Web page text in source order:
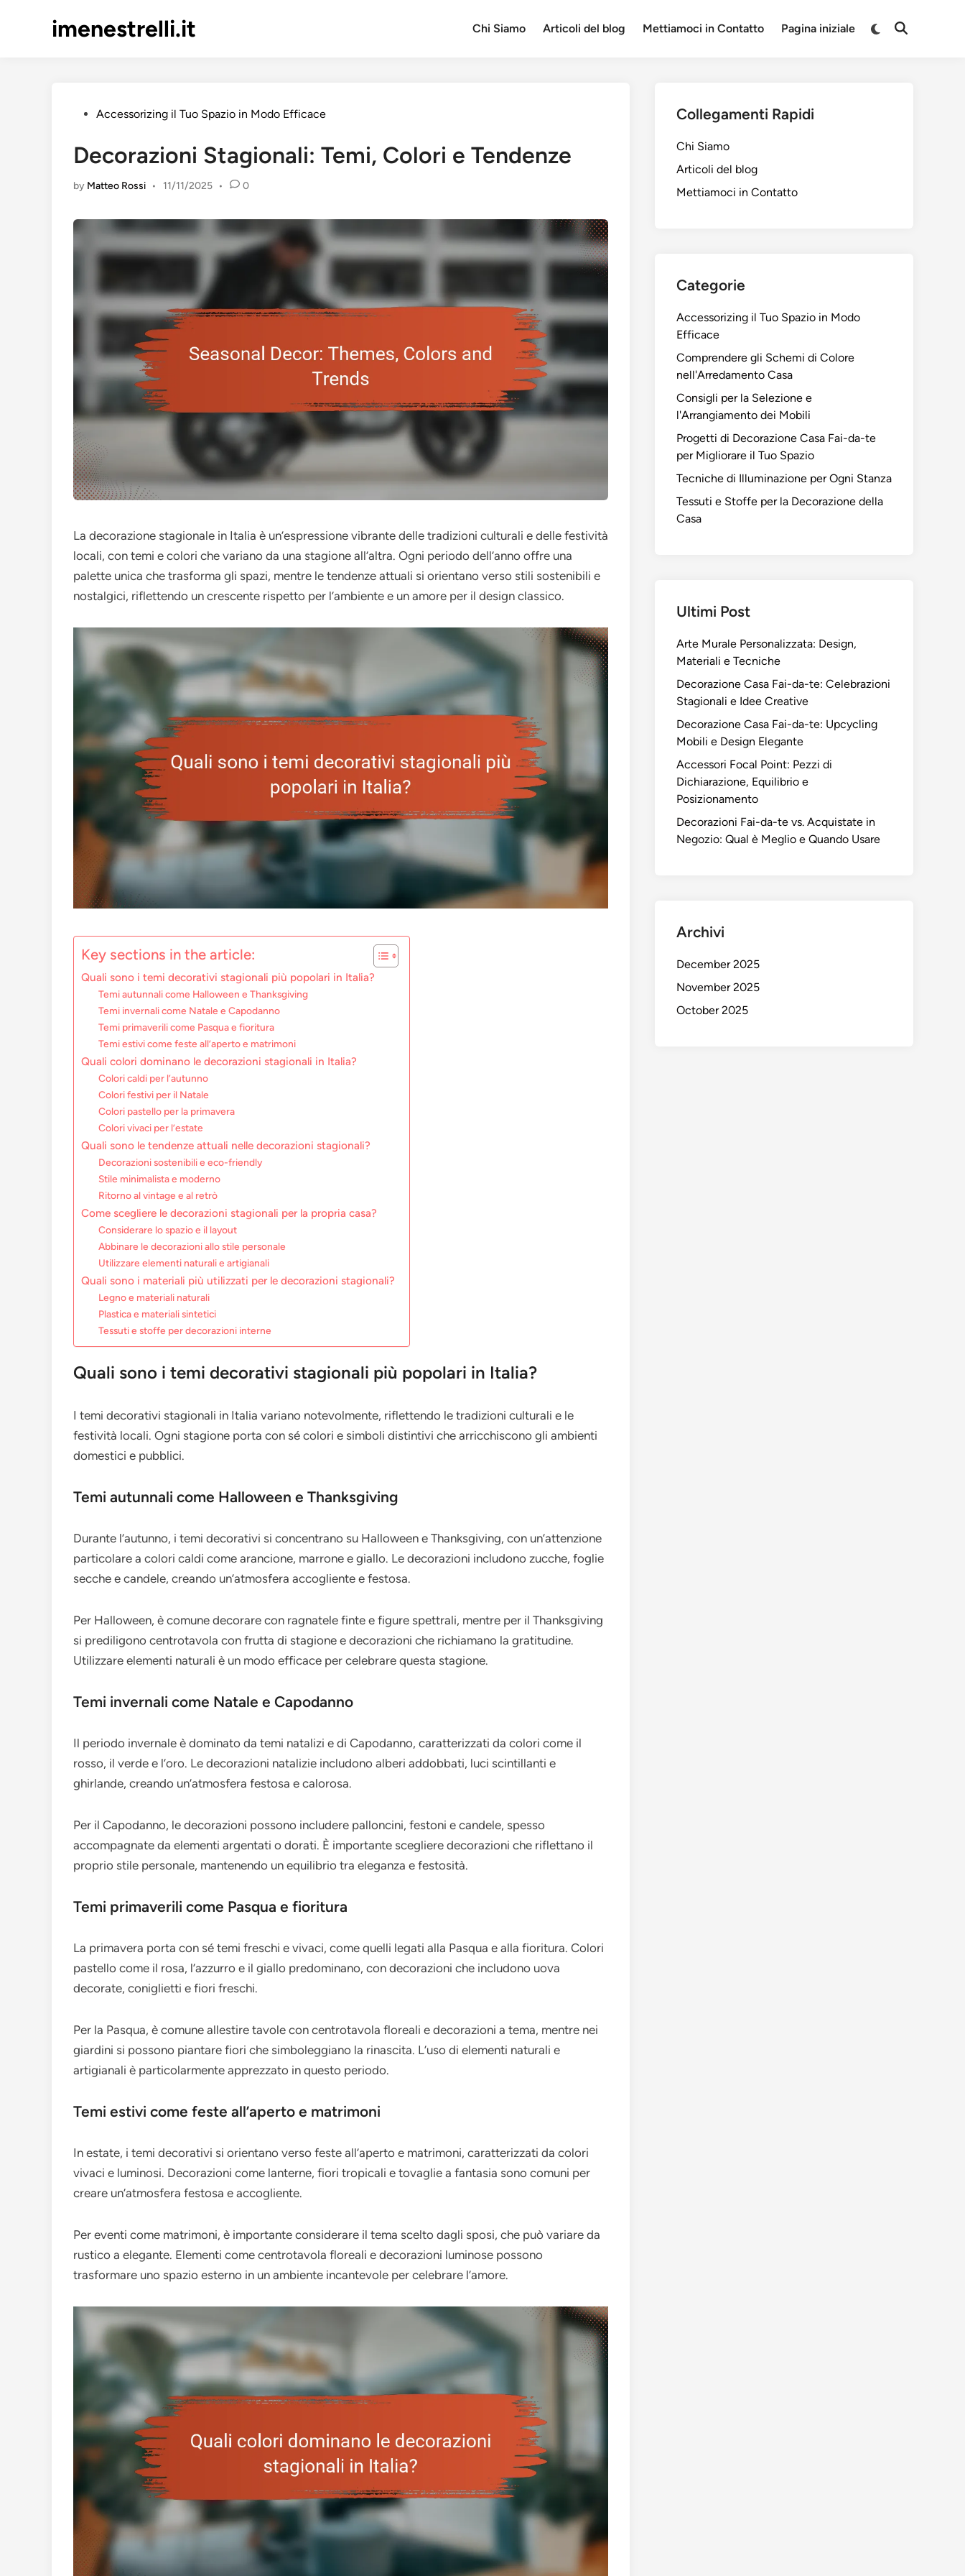
imenestrelli.it Chi Siamo Articoli del blog Mettiamoci in Contatto Pagina iniziale
Switch
Open
PostedAccessorizing il Tuo Spazio in Modo Efficace
Decorazioni Stagionali: Temi, Colori e Tendenze
by Matteo Rossi • 11/11/2025 • 0
La decorazione stagionale in Italia è un’espressione vibrante delle tradizioni culturali e delle festività
locali, con temi e colori che variano da una stagione all’altra. Ogni periodo dell’anno offre una
palette unica che trasforma gli spazi, mentre le tendenze attuali si orientano verso stili sostenibili e
nostalgici, riflettendo un crescente rispetto per l’ambiente e un amore per il design classico.
Key sections in the article:
Quali sono i temi decorativi stagionali più popolari in Italia?
Temi autunnali come Halloween e Thanksgiving
Temi invernali come Natale e Capodanno
Temi primaverili come Pasqua e fioritura
Temi estivi come feste all’aperto e matrimoni
Quali colori dominano le decorazioni stagionali in Italia?
Colori caldi per l’autunno
Colori festivi per il Natale
Colori pastello per la primavera
Colori vivaci per l’estate
Quali sono le tendenze attuali nelle decorazioni stagionali?
Decorazioni sostenibili e eco-friendly
Stile minimalista e moderno
Ritorno al vintage e al retrò
Come scegliere le decorazioni stagionali per la propria casa?
Considerare lo spazio e il layout
Abbinare le decorazioni allo stile personale
Utilizzare elementi naturali e artigianali
Quali sono i materiali più utilizzati per le decorazioni stagionali?
Legno e materiali naturali
Plastica e materiali sintetici
Tessuti e stoffe per decorazioni interne
Quali sono i temi decorativi stagionali più popolari in Italia?
I temi decorativi stagionali in Italia variano notevolmente, riflettendo le tradizioni culturali e le
festività locali. Ogni stagione porta con sé colori e simboli distintivi che arricchiscono gli ambienti
domestici e pubblici.
Temi autunnali come Halloween e Thanksgiving
Durante l’autunno, i temi decorativi si concentrano su Halloween e Thanksgiving, con un’attenzione
particolare a colori caldi come arancione, marrone e giallo. Le decorazioni includono zucche, foglie
secche e candele, creando un’atmosfera accogliente e festosa.
Per Halloween, è comune decorare con ragnatele finte e figure spettrali, mentre per il Thanksgiving
si prediligono centrotavola con frutta di stagione e decorazioni che richiamano la gratitudine.
Utilizzare elementi naturali è un modo efficace per celebrare questa stagione.
Temi invernali come Natale e Capodanno
Il periodo invernale è dominato da temi natalizi e di Capodanno, caratterizzati da colori come il
rosso, il verde e l’oro. Le decorazioni natalizie includono alberi addobbati, luci scintillanti e
ghirlande, creando un’atmosfera festosa e calorosa.
Per il Capodanno, le decorazioni possono includere palloncini, festoni e candele, spesso
accompagnate da elementi argentati o dorati. È importante scegliere decorazioni che riflettano il
proprio stile personale, mantenendo un equilibrio tra eleganza e festosità.
Temi primaverili come Pasqua e fioritura
La primavera porta con sé temi freschi e vivaci, come quelli legati alla Pasqua e alla fioritura. Colori
pastello come il rosa, l’azzurro e il giallo predominano, con decorazioni che includono uova
decorate, coniglietti e fiori freschi.
Per la Pasqua, è comune allestire tavole con centrotavola floreali e decorazioni a tema, mentre nei
giardini si possono piantare fiori che simboleggiano la rinascita. L’uso di elementi naturali e
artigianali è particolarmente apprezzato in questo periodo.
Temi estivi come feste all’aperto e matrimoni
In estate, i temi decorativi si orientano verso feste all’aperto e matrimoni, caratterizzati da colori
vivaci e luminosi. Decorazioni come lanterne, fiori tropicali e tovaglie a fantasia sono comuni per
creare un’atmosfera festosa e accogliente.
Per eventi come matrimoni, è importante considerare il tema scelto dagli sposi, che può variare da
rustico a elegante. Elementi come centrotavola floreali e decorazioni luminose possono
trasformare uno spazio esterno in un ambiente incantevole per celebrare l’amore.
Collegamenti Rapidi
Chi Siamo
Articoli del blog
Mettiamoci in Contatto
Categorie
Accessorizing il Tuo Spazio in Modo
Efficace
Comprendere gli Schemi di Colore
nell'Arredamento Casa
Consigli per la Selezione e
l'Arrangiamento dei Mobili
Progetti di Decorazione Casa Fai-da-te
per Migliorare il Tuo Spazio
Tecniche di Illuminazione per Ogni Stanza
Tessuti e Stoffe per la Decorazione della
Casa
Ultimi Post
Arte Murale Personalizzata: Design,
Materiali e Tecniche
Decorazione Casa Fai-da-te: Celebrazioni
Stagionali e Idee Creative
Decorazione Casa Fai-da-te: Upcycling
Mobili e Design Elegante
Accessori Focal Point: Pezzi di
Dichiarazione, Equilibrio e
Posizionamento
Decorazioni Fai-da-te vs. Acquistate in
Negozio: Qual è Meglio e Quando Usare
Archivi
December 2025
November 2025
October 2025